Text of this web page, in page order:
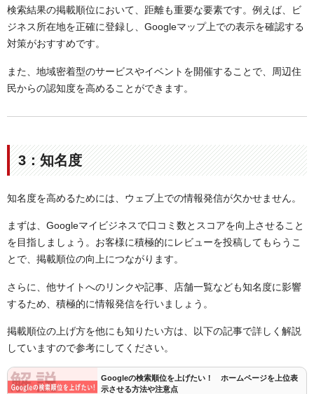
検索結果の掲載順位において、距離も重要な要素です。例えば、ビ
ジネス所在地を正確に登録し、Googleマップ上での表示を確認する
対策がおすすめです。
また、地域密着型のサービスやイベントを開催することで、周辺住
民からの認知度を高めることができます。
3：知名度
知名度を高めるためには、ウェブ上での情報発信が欠かせません。
まずは、Googleマイビジネスで口コミ数とスコアを向上させること
を目指しましょう。お客様に積極的にレビューを投稿してもらうこ
とで、掲載順位の向上につながります。
さらに、他サイトへのリンクや記事、店舗一覧なども知名度に影響
するため、積極的に情報発信を行いましょう。
掲載順位の上げ方を他にも知りたい方は、以下の記事で詳しく解説
していますので参考にしてください。
Googleの検索順位を上げたい！ ホームページを上位表
示させる方法や注意点